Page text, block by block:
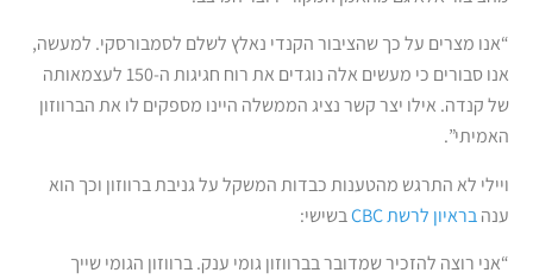
“אנו מצרים על כך שהציבור הקנדי נאלץ לשלם לסמבורסקי. למעשה,
אנו סבורים כי מעשים אלה נוגדים את רוח חגיגות ה-150 לעצמאותה
של קנדה. אילו יצר קשר נציג הממשלה היינו מספקים לו את הברווזון
האמיתי”.
ויילי לא התרגש מהטענות כבדות המשקל על גניבת ברווזון וכך הוא
ענהבראיון לרשת CBC
בשישי:
“אני רוצה להזכיר שמדובר בברווזון גומי ענק. ברווזון הגומי שייך